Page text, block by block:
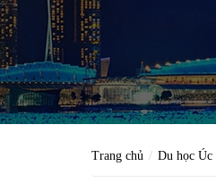
Trang chủ Du học Úc